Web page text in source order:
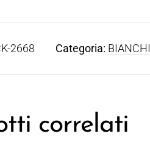
2668 Categoria: BIANCHI
correlati